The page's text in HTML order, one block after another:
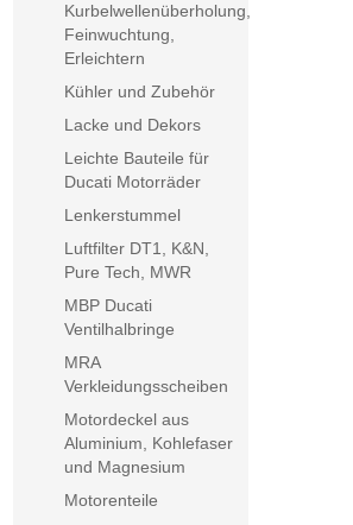
Kurbelwellenüberholung,
Feinwuchtung,
Erleichtern
Kühler und Zubehör
Lacke und Dekors
Leichte Bauteile für
Ducati Motorräder
Lenkerstummel
Luftfilter DT1, K&N,
Pure Tech, MWR
MBP Ducati
Ventilhalbringe
MRA
Verkleidungsscheiben
Motordeckel aus
Aluminium, Kohlefaser
und Magnesium
Motorenteile